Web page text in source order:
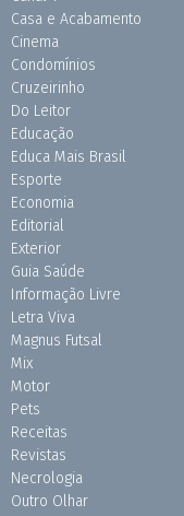
Casa e Acabamento
Cinema
Condomínios
Cruzeirinho
Do Leitor
Educação
Educa Mais Brasil
Esporte
Economia
Editorial
Exterior
Guia Saúde
Informação Livre
Letra Viva
Magnus Futsal
Mix
Motor
Pets
Receitas
Revistas
Necrologia
Outro Olhar